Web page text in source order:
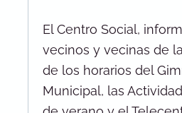
El Centro Social,
vecinos y vecinas de
de los horarios del
Municipal, las